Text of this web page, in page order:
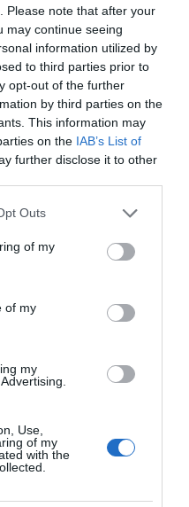
Please note that after your
may continue seeing
information utilized by
to third parties prior to
opt-out of the further
by third parties on the
This information may
on the IAB’s List of
further disclose it to other
uses one or more Google
You may click to
its third-party tags to
purposes in below Google
Outs
of my
of my
my
Use,
of my
with the
ιστορίες,
και ένας
κάθε μέρα.
ΣΟΥ →
επίπεδο της φθοράς η
τους Κούρδους
ενός αρχείου»
Πρωτάθλημα